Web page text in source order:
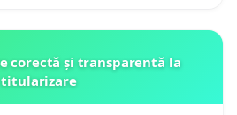
corectă și transparentă la
titularizare